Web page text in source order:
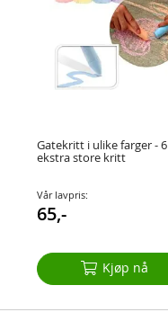
Gatekritt i ulike farger - 6
ekstra store kritt
Vår lavpris:
65,-
Kjøp nå